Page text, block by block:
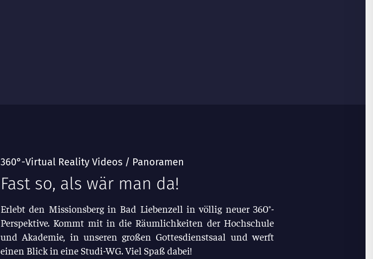
360°-Virtual Reality Videos / Panoramen
Fast so, als wär man da!
Erlebt den Missionsberg in Bad Liebenzell in völlig neuer 360°-
Perspektive. Kommt mit in die Räumlichkeiten der Hochschule
und Akademie, in unseren großen Gottesdienstsaal und werft
einen Blick in eine Studi-WG. Viel Spaß dabei!